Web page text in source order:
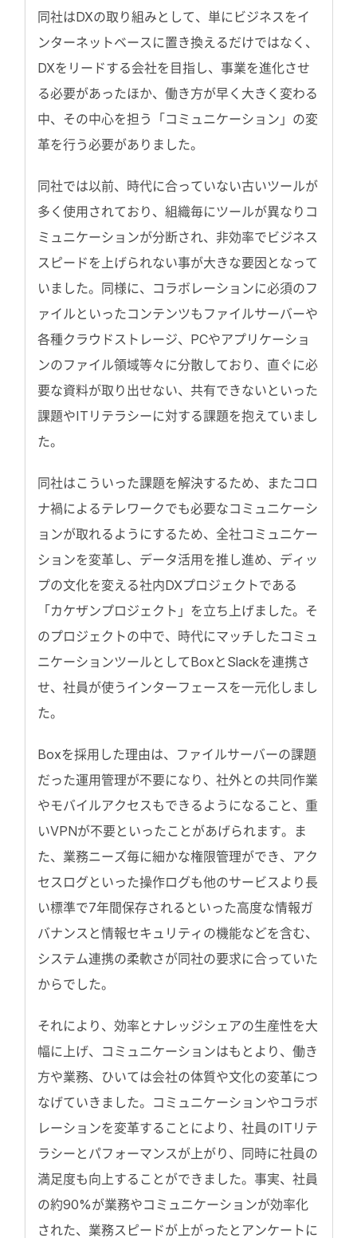
同社はDXの取り組みとして、単にビジネスをイ
ンターネットベースに置き換えるだけではなく、
DXをリードする会社を目指し、事業を進化させ
る必要があったほか、働き方が早く大きく変わる
中、その中心を担う「コミュニケーション」の変
革を行う必要がありました。
同社では以前、時代に合っていない古いツールが
多く使用されており、組織毎にツールが異なりコ
ミュニケーションが分断され、非効率でビジネス
スピードを上げられない事が大きな要因となって
いました。同様に、コラボレーションに必須のフ
ァイルといったコンテンツもファイルサーバーや
各種クラウドストレージ、PCやアプリケーショ
ンのファイル領域等々に分散しており、直ぐに必
要な資料が取り出せない、共有できないといった
課題やITリテラシーに対する課題を抱えていまし
た。
同社はこういった課題を解決するため、またコロ
ナ禍によるテレワークでも必要なコミュニケーシ
ョンが取れるようにするため、全社コミュニケー
ションを変革し、データ活用を推し進め、ディッ
プの文化を変える社内DXプロジェクトである
「カケザンプロジェクト」を立ち上げました。そ
のプロジェクトの中で、時代にマッチしたコミュ
ニケーションツールとしてBoxとSlackを連携さ
せ、社員が使うインターフェースを一元化しまし
た。
Boxを採用した理由は、ファイルサーバーの課題
だった運用管理が不要になり、社外との共同作業
やモバイルアクセスもできるようになること、重
いVPNが不要といったことがあげられます。ま
た、業務ニーズ毎に細かな権限管理ができ、アク
セスログといった操作ログも他のサービスより長
い標準で7年間保存されるといった高度な情報ガ
バナンスと情報セキュリティの機能などを含む、
システム連携の柔軟さが同社の要求に合っていた
からでした。
それにより、効率とナレッジシェアの生産性を大
幅に上げ、コミュニケーションはもとより、働き
方や業務、ひいては会社の体質や文化の変革につ
なげていきました。コミュニケーションやコラボ
レーションを変革することにより、社員のITリテ
ラシーとパフォーマンスが上がり、同時に社員の
満足度も向上することができました。事実、社員
の約90%が業務やコミュニケーションが効率化
された、業務スピードが上がったとアンケートに